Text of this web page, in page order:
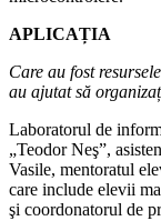
APLICAȚIA
Care au fost
au ajutat să
Laboratorul de
„Teodor Neş”,
Vasile, mentoratul
care include elevii
şi coordonatorul de